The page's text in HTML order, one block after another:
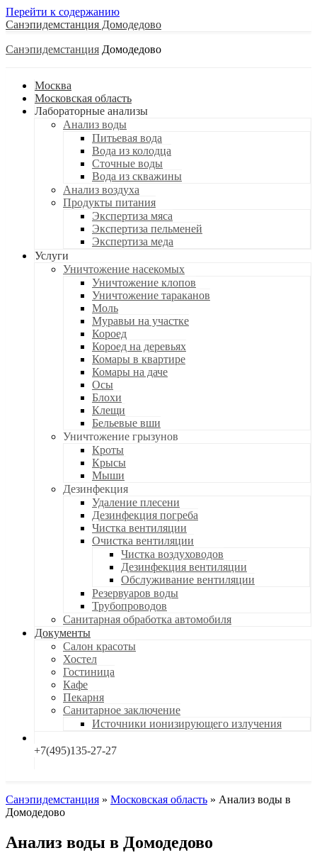
Перейти к содержанию
Санэпидемстанция
Санэпидемстанция
Москва
Московская область
Лабораторные анализы
Анализ воды
Питьевая вода
Вода из колодца
Сточные воды
Вода из скважины
Анализ воздуха
Продукты питания
Экспертиза мяса
Экспертиза пельменей
Экспертиза меда
Услуги
Уничтожение насекомых
Уничтожение клопов
Уничтожение тараканов
Моль
Муравьи на участке
Короед
Короед на деревьях
Комары в квартире
Комары на даче
Осы
Блохи
Клещи
Бельевые вши
Уничтожение грызунов
Кроты
Крысы
Мыши
Дезинфекция
Удаление плесени
Дезинфекция погреба
Чистка вентиляции
Очистка вентиляции
Чистка воздуховодов
Дезинфекция вентиляции
Обслуживание вентиляции
Резервуаров воды
Трубопроводов
Санитарная обработка автомобиля
Документы
Салон красоты
Хостел
Гостиница
Кафе
Пекарня
Санитарное заключение
Источники ионизирующего излучения
+7(495)135-27-27
Санэпидемстанция » Московская область » Анализ воды в
Домодедово
Анализ воды в Домодедово